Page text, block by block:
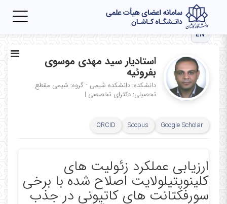
EN
استادیار سید مهدی موسوی
بفروئیه
دانشکده: دانشکده شیمی - گروه: شیمی مقطع
تحصیلی: دکترای تخصصی |
Google Scholar
Scopus
ORCID
ارزیابی عملکرد زئولیت های
کلینوپتیلولایت اصلاح شده با برخی
سورفکتانت های کاتیونی در جذب